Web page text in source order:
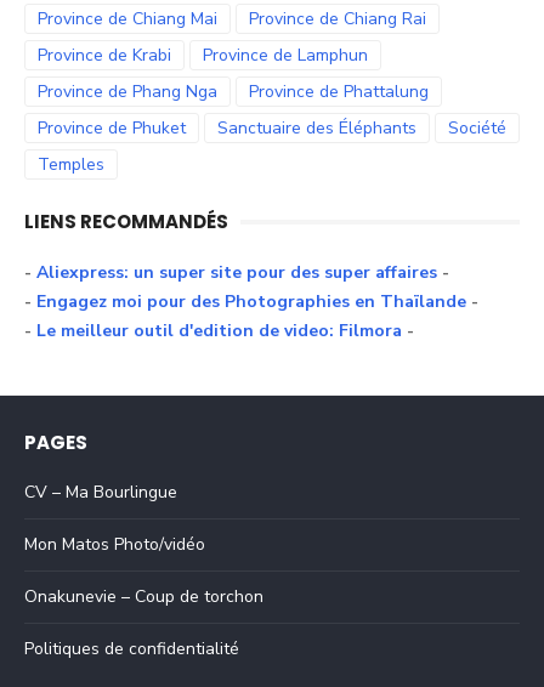
Province de Chiang Mai
Province de Chiang Rai
Province de Krabi
Province de Lamphun
Province de Phang Nga
Province de Phattalung
Province de Phuket
Sanctuaire des Éléphants
Société
Temples
LIENS RECOMMANDÉS
- Aliexpress: un super site pour des super affaires -
- Engagez moi pour des Photographies en Thaïlande -
- Le meilleur outil d'edition de video: Filmora -
PAGES
CV – Ma Bourlingue
Mon Matos Photo/vidéo
Onakunevie – Coup de torchon
Politiques de confidentialité